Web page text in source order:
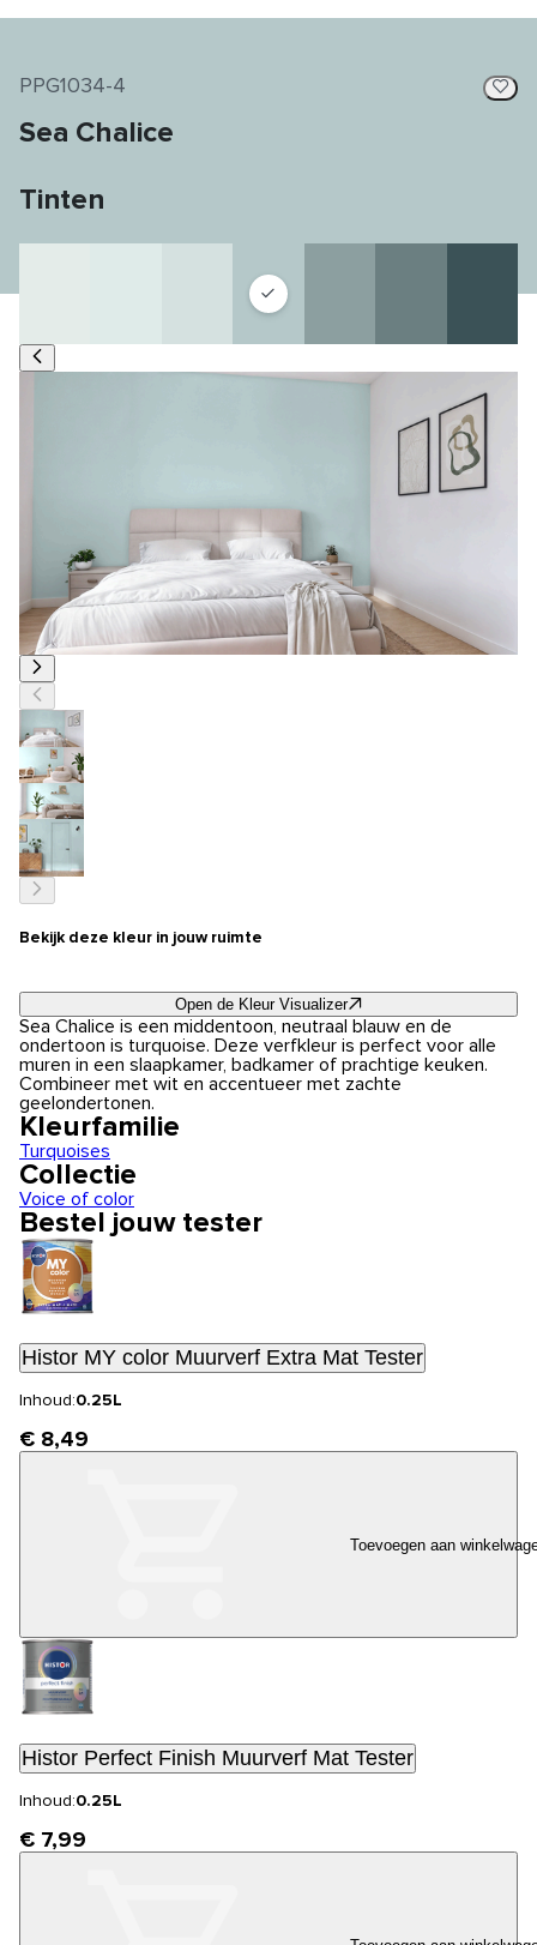
PPG1034-4
Sea Chalice
Tinten
Bekijk deze kleur in jouw ruimte
Open de Kleur Visualizer
Sea Chalice is een middentoon, neutraal blauw en de
ondertoon is turquoise. Deze verfkleur is perfect voor alle
muren in een slaapkamer, badkamer of prachtige keuken.
Combineer met wit en accentueer met zachte
geelondertonen.
Kleurfamilie
Turquoises
Collectie
Voice of color
Bestel jouw tester
Histor MY color Muurverf Extra Mat Tester
Inhoud:0.25L
€ 8,49
Toevoegen aan
Histor Perfect Finish Muurverf Mat Tester
Inhoud:0.25L
€ 7,99